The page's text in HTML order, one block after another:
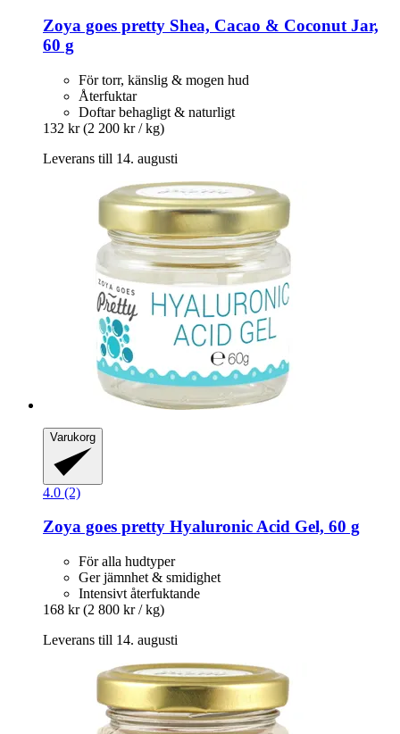
Zoya goes pretty Shea, Cacao & Coconut Jar,
60 g
För torr, känslig & mogen hud
Återfuktar
Doftar behagligt & naturligt
132 kr (2 200 kr / kg)
Leverans till 14. augusti
Varukorg
4.0 (2)
Zoya goes pretty Hyaluronic Acid Gel, 60 g
För alla hudtyper
Ger jämnhet & smidighet
Intensivt återfuktande
168 kr (2 800 kr / kg)
Leverans till 14. augusti